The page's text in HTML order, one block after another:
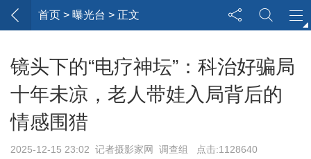
首页 > 曝光台 > 正文
镜头下的“电疗神坛”：科治好骗局
十年未凉，老人带娃入局背后的
情感围猎
2025-12-15 23:02 记者摄影家网 调查组 点击:1128640